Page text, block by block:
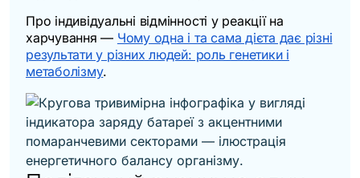
Про індивідуальні відмінності у реакції на
харчування — Чому одна і та сама дієта дає різні
результати у різних людей: роль генетики і
метаболізму.